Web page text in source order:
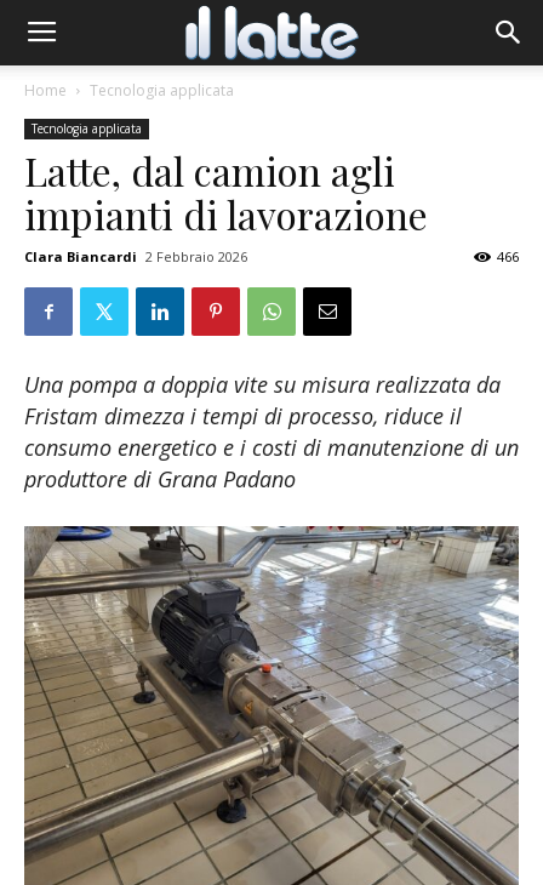
Home Tecnologia applicata
Tecnologia applicata
Latte, dal camion agli
impianti di lavorazione
Clara Biancardi 2 Febbraio 2026 466
Una pompa a doppia vite su misura realizzata da
Fristam dimezza i tempi di processo, riduce il
consumo energetico e i costi di manutenzione di un
produttore di Grana Padano